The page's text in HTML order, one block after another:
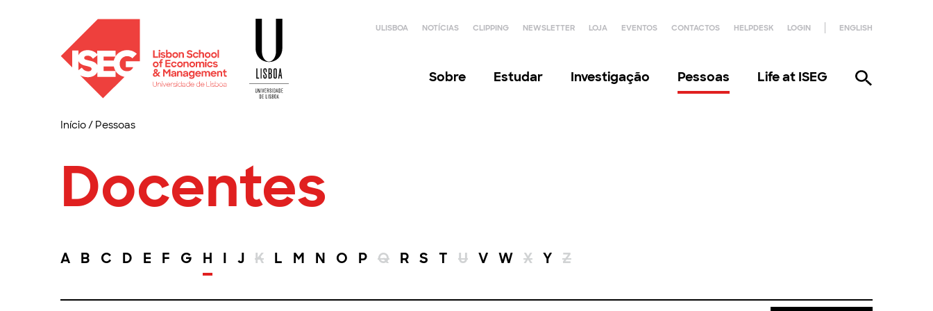
ULISBOA NOTÍCIAS CLIPPING NEWSLETTER LOJA EVENTOS CONTACTOS HELPDESK LOGIN ENGLISH
Sobre Estudar Investigação Pessoas Life at ISEG
Início/ Pessoas
Docentes
A B C D E F G H I J K L M N O P Q R S T U V W X Y Z